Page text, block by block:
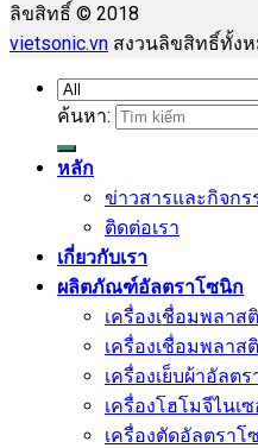
ลิขสิทธิ์ © 2018
vietsonic.vn สงวนลิขสิทธิ์ทั้ง
ค้นหา:
หลัก
ข่าวสารและกิจกร
ติดต่อเรา
เกี่ยวกับเรา
ผลิตภัณฑ์อัลตราโซนิก
เครื่องเชื่อมพลา
เครื่องเชื่อมพลา
เครื่องเย็บผ้าอัลต
เครื่องโฮโมจีไนเ
เครื่องตัดอัลตราโ